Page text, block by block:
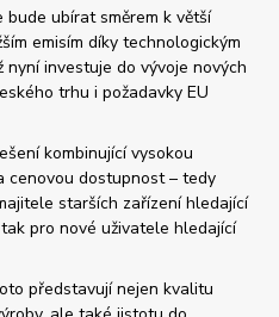
ubírat směrem k větší
emisím díky technologickým
nyní investuje do vývoje nových
trhu i požadavky EU
kombinující vysokou
cenovou dostupnost – tedy
starších zařízení hledající
pro nové uživatele hledající
představují nejen kvalitu